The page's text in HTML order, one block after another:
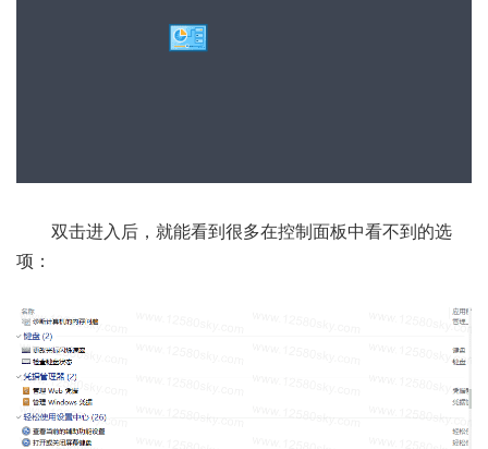
双击进入后，就能看到很多在控制面板中看不到的选
项：